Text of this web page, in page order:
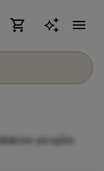
shopping_cart menu
strojům